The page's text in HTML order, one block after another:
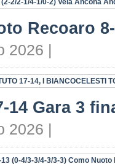
Recoaro
|
14 Gara 3
|